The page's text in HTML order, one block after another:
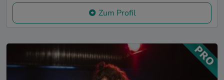
Zum Profil